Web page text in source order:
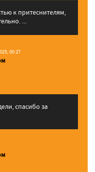
к притеснителям,
...
00:27
спасибо за